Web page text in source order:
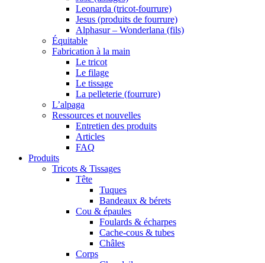
Leonarda (tricot-fourrure)
Jesus (produits de fourrure)
Alphasur – Wonderlana (fils)
Équitable
Fabrication à la main
Le tricot
Le filage
Le tissage
La pelleterie (fourrure)
L’alpaga
Ressources et nouvelles
Entretien des produits
Articles
FAQ
Produits
Tricots & Tissages
Tête
Tuques
Bandeaux & bérets
Cou & épaules
Foulards & écharpes
Cache-cous & tubes
Châles
Corps